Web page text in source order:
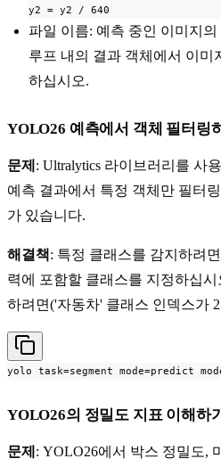
y2 = y2 / 640
파일 이름: 예측 중인 이미지
루프 내의 결과 객체에서 이미
하십시오.
YOLO26 예측에서 객체 필터링
문제 : Ultralytics 라이브러리를 사
예측 결과에서 특정 객체만 필터
가 있습니다.
해결책: 특정 클래스를 감지하려
력에 포함할 클래스를 지정하십시
하려면('자동차' 클래스 인덱스가
yolo task=segment mode=predict
YOLO26의 정밀도 지표 이해하기
문제 : YOLO26에서 박스 정밀도,